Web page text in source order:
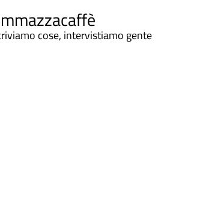
cose, intervistiamo gente